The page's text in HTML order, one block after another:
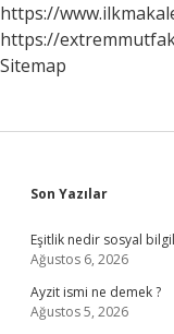
Mı
https://
https://
Sitemap
Sidebar
Son Yazılar
Eşitlik nedir sosyal
Ağustos 6, 2026
Ayzit ismi ne demek ?
Ağustos 5, 2026